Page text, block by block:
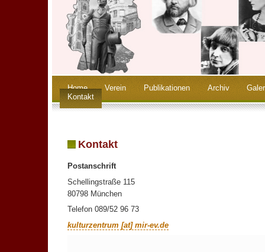
Home Verein Publikationen Archiv
Kontakt
Kontakt
Postanschrift
Schellingstraße 115
80798 München
Telefon 089/52 96 73
kulturzentrum [at] mir-ev.de